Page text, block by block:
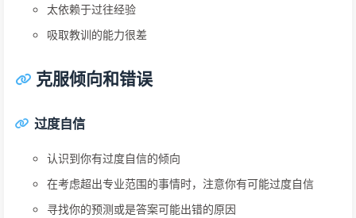
太依赖于过往经验
吸取教训的能力很差
克服倾向和错误
过度自信
认识到你有过度自信的倾向
在考虑超出专业范围的事情时，注意你有可能过度自信
寻找你的预测或是答案可能出错的原因